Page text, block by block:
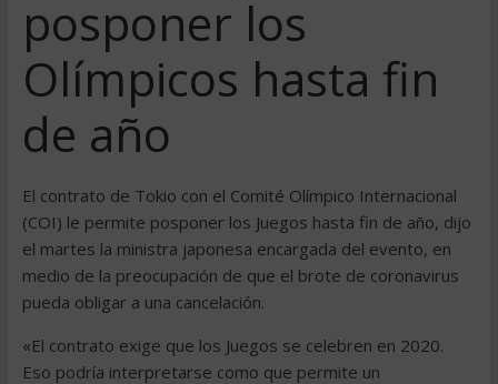
posponer los
Olímpicos hasta fin
de año
El contrato de Tokio con el Comité Olímpico Internacional
(COI) le permite posponer los Juegos hasta fin de año, dijo
el martes la ministra japonesa encargada del evento, en
medio de la preocupación de que el brote de coronavirus
pueda obligar a una cancelación.
«El contrato exige que los Juegos se celebren en 2020.
Eso podría interpretarse como que permite un